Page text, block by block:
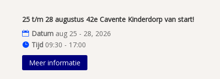
25 t/m 28 augustus 42e Cavente Kinderdorp van start!
Datum aug 25 - 28, 2026
Tijd 09:30 - 17:00
Meer informatie